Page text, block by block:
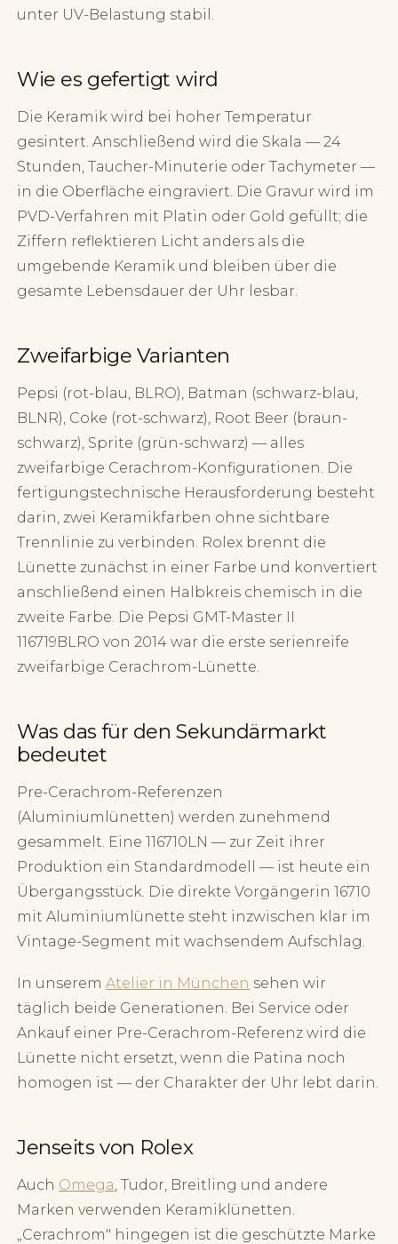
unter UV-Belastung stabil.
Wie es gefertigt wird
Die Keramik wird bei hoher Temperatur
gesintert. Anschließend wird die Skala — 24
Stunden, Taucher-Minuterie oder Tachymeter —
in die Oberfläche eingraviert. Die Gravur wird im
PVD-Verfahren mit Platin oder Gold gefüllt; die
Ziffern reflektieren Licht anders als die
umgebende Keramik und bleiben über die
gesamte Lebensdauer der Uhr lesbar.
Zweifarbige Varianten
Pepsi (rot-blau, BLRO), Batman (schwarz-blau,
BLNR), Coke (rot-schwarz), Root Beer (braun-
schwarz), Sprite (grün-schwarz) — alles
zweifarbige Cerachrom-Konfigurationen. Die
fertigungstechnische Herausforderung besteht
darin, zwei Keramikfarben ohne sichtbare
Trennlinie zu verbinden. Rolex brennt die
Lünette zunächst in einer Farbe und konvertiert
anschließend einen Halbkreis chemisch in die
zweite Farbe. Die Pepsi GMT-Master II
116719BLRO von 2014 war die erste serienreife
zweifarbige Cerachrom-Lünette.
Was das für den Sekundärmarkt
bedeutet
Pre-Cerachrom-Referenzen
(Aluminiumlünetten) werden zunehmend
gesammelt. Eine 116710LN — zur Zeit ihrer
Produktion ein Standardmodell — ist heute ein
Übergangsstück. Die direkte Vorgängerin 16710
mit Aluminiumlünette steht inzwischen klar im
Vintage-Segment mit wachsendem Aufschlag.
In unseremAtelier in München sehen wir
täglich beide Generationen. Bei Service oder
Ankauf einer Pre-Cerachrom-Referenz wird die
Lünette nicht ersetzt, wenn die Patina noch
homogen ist — der Charakter der Uhr lebt darin.
Jenseits von Rolex
Auch Omega, Tudor, Breitling und andere
Marken verwenden Keramiklünetten.
„Cerachrom" hingegen ist die geschützte Marke